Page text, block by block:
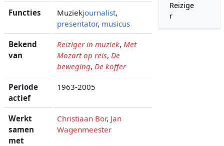
Reizige
r
Functies Muziekjournalist,
presentator, musicus
Bekend
van
Reiziger in muziek, Met
Mozart op reis, De
beweging, De koffer
Periode
actief
1963-2005
Werkt
samen
met
Christiaan Bor, Jan
Wagenmeester